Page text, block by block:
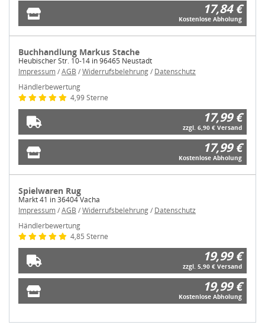
17,84 €
Kostenlose Abholung
Buchhandlung Markus Stache
Heubischer Str. 10-14 in 96465 Neustadt
Impressum/AGB /Widerrufsbelehrung/ Datenschutz
Händlerbewertung
4,99 Sterne
17,99 €
zzgl. 6,90 € Versand
17,99 €
Kostenlose Abholung
Spielwaren Rug
Markt 41 in 36404 Vacha
Impressum/AGB /Widerrufsbelehrung/ Datenschutz
Händlerbewertung
4,85 Sterne
19,99 €
zzgl. 5,90 € Versand
19,99 €
Kostenlose Abholung